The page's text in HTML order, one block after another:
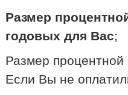
Размер
годовых для Вас;
Размер
Если Вы не